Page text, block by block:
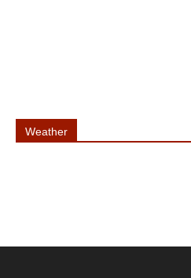
Weather